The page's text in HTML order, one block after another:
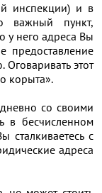
инспекции) и в
важный пункт,
у него адреса Вы
предоставление
этот
корыта».
со своими
в бесчисленном
сталкиваетесь с
адреса